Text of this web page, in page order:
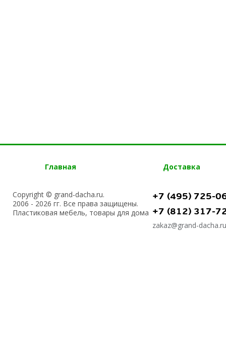
Главная Доставка
Copyright © grand-dacha.ru.
2006 - 2026 гг. Все права защищены.
Пластиковая мебель, товары для дома
+7 (495) 725-
+7 (812) 317-
zakaz@grand-dacha.ru